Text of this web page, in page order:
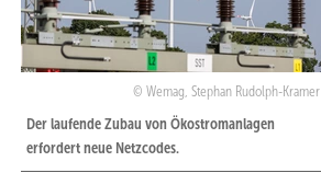
Wemag, Stephan Rudolph-Kramer
Der laufende Zubau von Ökostromanlagen
erfordert neue Netzcodes.